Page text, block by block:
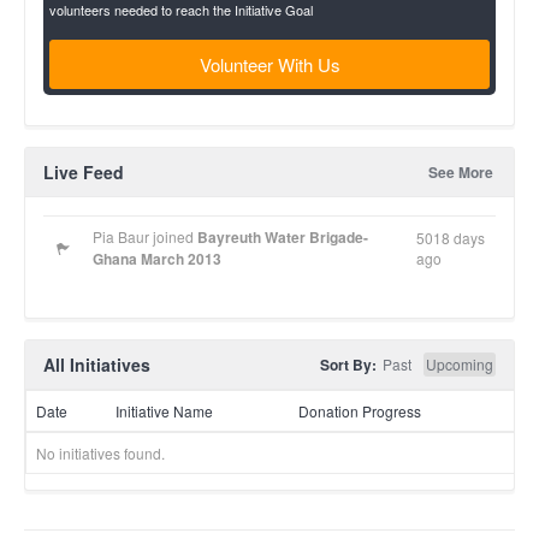
Eine 10-tägige Brigade gibt Freiwilligen die Möglichkeit als Teil
einer Kette von Brigaden eine wesentliche Verbesserung der
sowie Erfahrungen in der Entwicklungszusammenarbeit zu
volunteers needed to reach the Initiative Goal
Volunteer With Us
Live Feed See More
Pia Baur joined Bayreuth Water Brigade-
Ghana March 2013
5018 days
ago
All Initiatives Sort By: Past Upcoming
Date Initiative Name Donation Progress
No initiatives found.